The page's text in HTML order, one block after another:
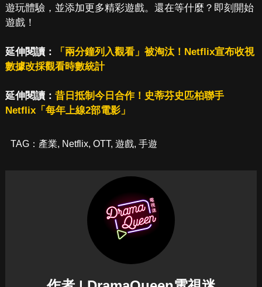
遊玩體驗，並添加更多精彩遊戲。還在等什麼？即刻開始
遊戲！
延伸閱讀：
「兩分鐘列入觀看」被淘汰！Netflix宣布收視
數據改採觀看時數統計
延伸閱讀： 昔日抵制今日合作！史蒂芬史匹柏聯手
Netflix「每年上線2部電影」
TAG： 產業, Netflix, OTT, 遊戲, 手遊